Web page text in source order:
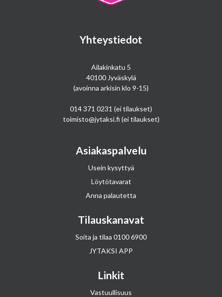
Yhteystiedot
Ailakinkatu 5
40100 Jyväskylä
(avoinna arkisin klo 9-15)
014 371 0231 (ei tilaukset)
toimisto@jytaksi.fi (ei tilaukset)
Asiakaspalvelu
Usein kysyttyä
Löytötavarat
Anna palautetta
Tilauskanavat
Soita ja tilaa 0100 6900
JYTAKSI APP
Linkit
Vastuullisuus